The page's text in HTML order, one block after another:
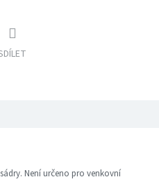
Není určeno pro venkovní